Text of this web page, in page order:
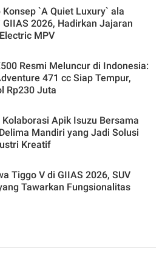
`A Quiet Luxury` ala
GIIAS 2026, Hadirkan Jajaran
MPV
Resmi Meluncur di Indonesia:
471 cc Siap Tempur,
Rp230 Juta
Apik Isuzu Bersama
Mandiri yang Jadi Solusi
Kreatif
Tiggo V di GIIAS 2026, SUV
Tawarkan Fungsionalitas